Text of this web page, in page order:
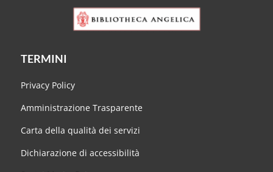
TERMINI
Privacy Policy
Amministrazione Trasparente
Carta della qualità dei servizi
Dichiarazione di accessibilità